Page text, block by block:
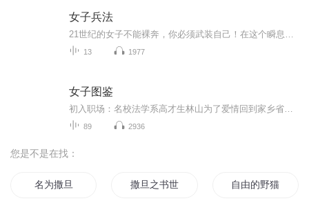
女子兵法
13 1977
女子图鉴
89 2936
您是不是在找：
名为撒旦 撒旦之书世界末日 自由的野猫